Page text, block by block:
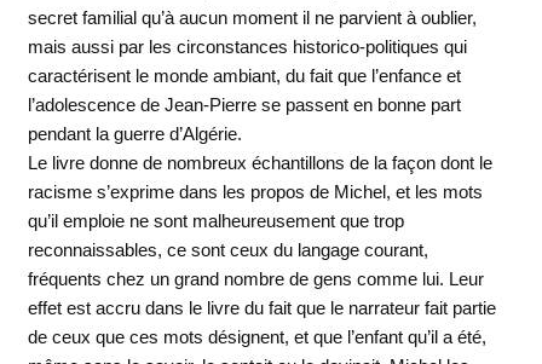
secret familial qu’à aucun moment il ne parvient à oublier,
mais aussi par les circonstances historico-politiques qui
caractérisent le monde ambiant, du fait que l’enfance et
l’adolescence de Jean-Pierre se passent en bonne part
pendant la guerre d’Algérie.
Le livre donne de nombreux échantillons de la façon dont le
racisme s’exprime dans les propos de Michel, et les mots
qu’il emploie ne sont malheureusement que trop
reconnaissables, ce sont ceux du langage courant,
fréquents chez un grand nombre de gens comme lui. Leur
effet est accru dans le livre du fait que le narrateur fait partie
de ceux que ces mots désignent, et que l’enfant qu’il a été,